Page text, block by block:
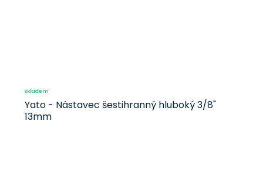
skladem
Yato - Nástavec šestihranný hluboký 3/8"
13mm